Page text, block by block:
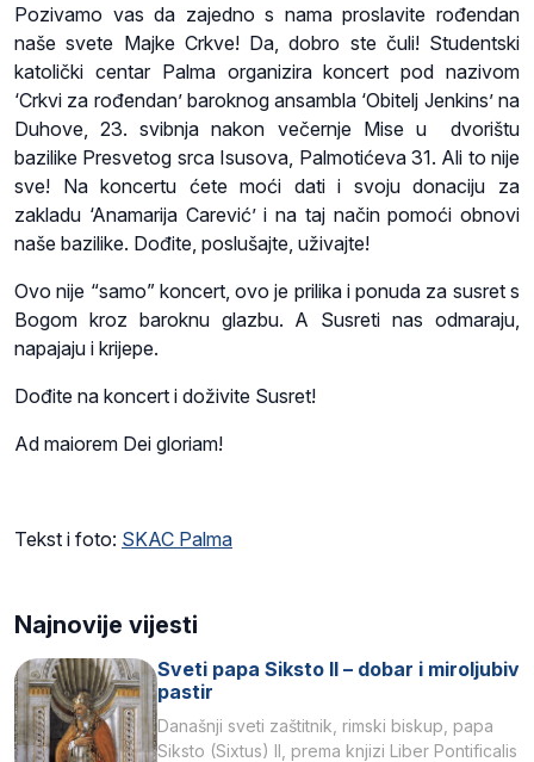
Pozivamo vas da zajedno s nama proslavite rođendan
naše svete Majke Crkve! Da, dobro ste čuli! Studentski
katolički centar Palma organizira koncert pod nazivom
‘Crkvi za rođendan’ baroknog ansambla ‘Obitelj Jenkins’ na
Duhove, 23. svibnja nakon večernje Mise u dvorištu
bazilike Presvetog srca Isusova, Palmotićeva 31. Ali to nije
sve! Na koncertu ćete moći dati i svoju donaciju za
zakladu ‘Anamarija Carević’ i na taj način pomoći obnovi
naše bazilike. Dođite, poslušajte, uživajte!
Ovo nije “samo” koncert, ovo je prilika i ponuda za susret s
Bogom kroz baroknu glazbu. A Susreti nas odmaraju,
napajaju i krijepe.
Dođite na koncert i doživite Susret!
Ad maiorem Dei gloriam!
Tekst i foto: SKAC Palma
Najnovije vijesti
Sveti papa Siksto II – dobar i miroljubiv
pastir
Današnji sveti zaštitnik, rimski biskup, papa
Siksto (Sixtus) II, prema knjizi Liber Pontificalis